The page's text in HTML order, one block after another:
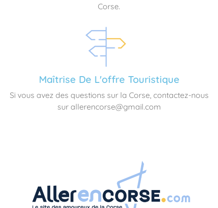
Corse.
Maîtrise De L'offre Touristique
Si vous avez des questions sur la Corse, contactez-nous
sur allerencorse@gmail.com